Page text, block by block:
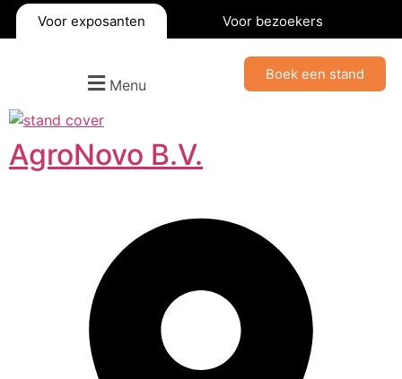
Voor exposanten Voor bezoekers
Menu
Boek een stand
AgroNovo B.V.